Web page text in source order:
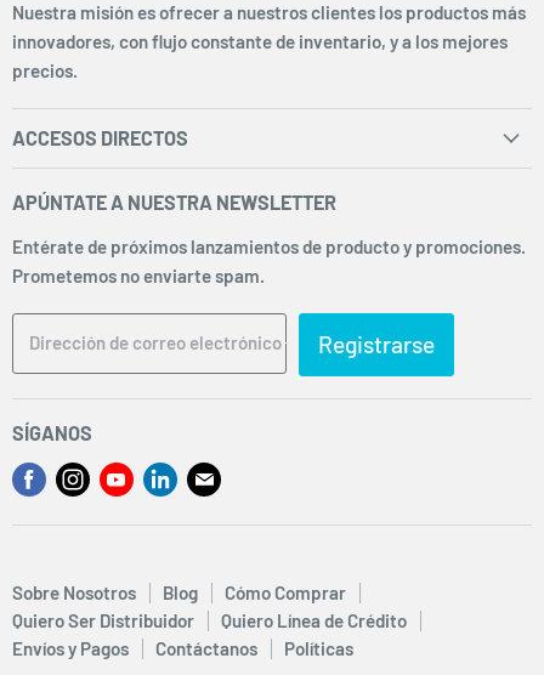
Nuestra misión es ofrecer a nuestros clientes los productos más
innovadores, con flujo constante de inventario, y a los mejores
precios.
ACCESOS DIRECTOS
Envíos y Pagos
Preguntas Frecuentes
Términos y Condiciones
Sucursales
APÚNTATE A NUESTRA NEWSLETTER
Entérate de próximos lanzamientos de producto y promociones.
Prometemos no enviarte spam.
Dirección de correo electrónico Registrarse
SÍGANOS
Encuéntrenos
Encuéntrenos
Encuéntrenos
Encuéntrenos
Encuéntrenos
Sobre Nosotros Blog
Cómo Comprar
Quiero Ser Distribuidor
Quiero Línea de Crédito
Envíos y Pagos
Contáctanos
Políticas